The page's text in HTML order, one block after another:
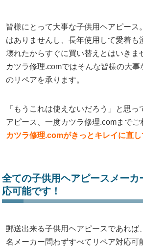
皆様にとって大事な子供用ヘアピース
はありませんし、長年使用して愛着も
壊れたからすぐに買い替えとはいきま
カツラ修理.comではそんな皆様の大事
のリペアを承ります。
「もうこれは使えないだろう」と思
アピース、一度カツラ修理.comまでご
カツラ修理.comがきっとキレイに直し
全ての子供用ヘアピースメーカ
応可能です！
郵送出来る子供用ヘアピースであれば
名メーカー問わずすべてリペア対応可